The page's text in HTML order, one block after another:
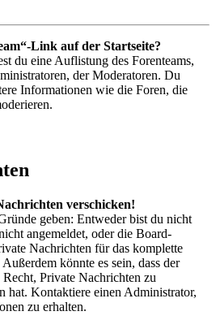
Link auf der Startseite?
du eine Auflistung des Forenteams,
der Moderatoren. Du
Informationen wie die Foren, die
verschicken!
geben: Entweder bist du nicht
angemeldet, oder die Board-
Nachrichten für das komplette
könnte es sein, dass der
Private Nachrichten zu
hat. Kontaktiere einen Administrator,
zu erhalten.